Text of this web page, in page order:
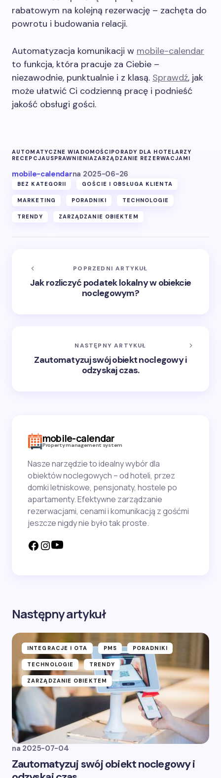
rabatowym na kolejną rezerwację – zachęta do
powrotu i budowania relacji.
Automatyzacja komunikacji w mobile-calendar
to funkcja, która pracuje za Ciebie –
niezawodnie, punktualnie i z klasą. Sprawdź, jak
może ułatwić Ci codzienną pracę i podnieść
jakość obsługi gości.
AUTOMATYCZNE WIADOMOŚCIPORADY DLA HOTELARZY
RECEPCJAUSPRAWNIENIAZARZĄDZANIE REZERWACJAMI
mobile-calendarna 2025-06-26
BEZ KATEGORII GOŚCIE I OBSŁUGA KLIENTA
MARKETING PORADNIKI TECHNOLOGIE
TRENDY ZARZĄDZANIE OBIEKTEM
POPRZEDNI ARTYKUŁ
Jak rozliczyć podatek lokalny w obiekcie
noclegowym?
NASTĘPNY ARTYKUŁ
Zautomatyzuj swój obiekt noclegowy i
odzyskaj czas.
mobile-calendar
Property management system
Nasze narzędzie to idealny wybór dla
obiektów noclegowych – od hoteli, przez
domki letniskowe, pensjonaty, hostele po
apartamenty. Efektywne zarządzanie
rezerwacjami, cenami i komunikacją z gośćmi
jeszcze nigdy nie było tak proste.
Następny artykuł
INTEGRACJE I OTA PMS PORADNIKI
TECHNOLOGIE TRENDY
ZARZĄDZANIE OBIEKTEM
na 2025-07-04
Zautomatyzuj swój obiekt noclegowy i